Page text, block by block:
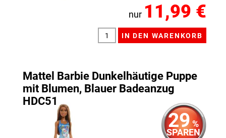
nur 11,99 €
Mattel Barbie Dunkelhäutige Puppe
mit Blumen, Blauer Badeanzug
HDC51
29 %
SPAREN